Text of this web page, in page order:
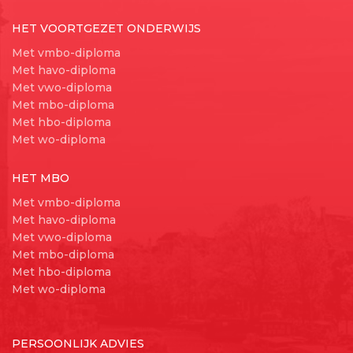
HET VOORTGEZET ONDERWIJS
Met vmbo-diploma
Met havo-diploma
Met vwo-diploma
Met mbo-diploma
Met hbo-diploma
Met wo-diploma
HET MBO
Met vmbo-diploma
Met havo-diploma
Met vwo-diploma
Met mbo-diploma
Met hbo-diploma
Met wo-diploma
PERSOONLIJK ADVIES